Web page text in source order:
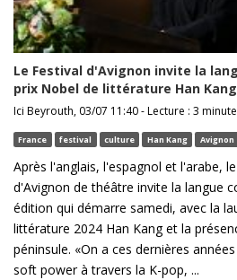
Le Festival d'Avignon invite la
prix Nobel de littérature Han Kang
Ici Beyrouth, 03/07 11:40 - Lecture : 3
France festival culture Han Kang Avignon
Après l'anglais, l'espagnol et l'arabe,
d'Avignon de théâtre invite la langue
édition qui démarre samedi, avec la
littérature 2024 Han Kang et la
péninsule. «On a ces dernières
soft power à travers la K-pop, ...